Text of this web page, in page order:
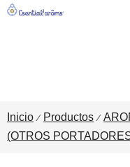
Inicio / Productos /
(OTROS